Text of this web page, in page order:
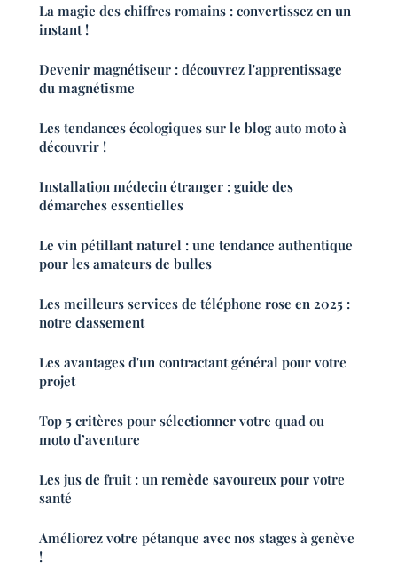
La magie des chiffres romains : convertissez en un
instant !
Devenir magnétiseur : découvrez l'apprentissage
du magnétisme
Les tendances écologiques sur le blog auto moto à
découvrir !
Installation médecin étranger : guide des
démarches essentielles
Le vin pétillant naturel : une tendance authentique
pour les amateurs de bulles
Les meilleurs services de téléphone rose en 2025 :
notre classement
Les avantages d'un contractant général pour votre
projet
Top 5 critères pour sélectionner votre quad ou
moto d’aventure
Les jus de fruit : un remède savoureux pour votre
santé
Améliorez votre pétanque avec nos stages à genève
!